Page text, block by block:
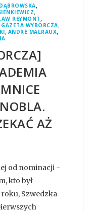
,
,
REYMONT ,
GAZETA WYBORCZA,
, ANDRÉ MALRAUX,
AŻ
od nominacji -
kto był
Szwedzka